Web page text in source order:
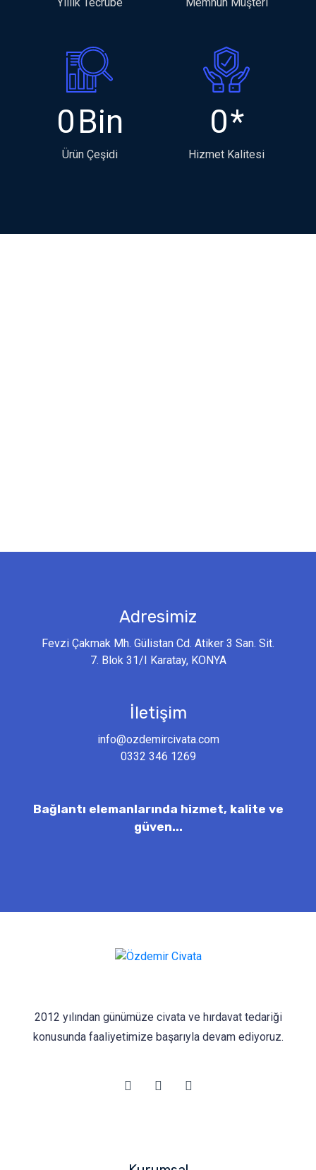
0Bin
Ürün Çeşidi
0*
Hizmet Kalitesi
Adresimiz
Fevzi Çakmak Mh. Gülistan Cd. Atiker 3 San. Sit.
7. Blok 31/I Karatay, KONYA
İletişim
info@ozdemircivata.com
0332 346 1269
Bağlantı elemanlarında hizmet, kalite ve
güven...
2012 yılından günümüze civata ve hırdavat tedariği
konusunda faaliyetimize başarıyla devam ediyoruz.